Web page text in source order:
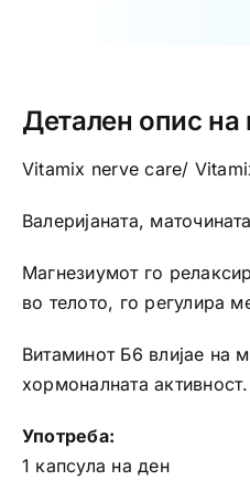
Детален опис на
Vitamix nerve care/
Валеријаната,
Магнезиумот го
во телото, го регулира
Витаминот Б6 влијае на
хормоналната
Употреба:
1 капсула на ден